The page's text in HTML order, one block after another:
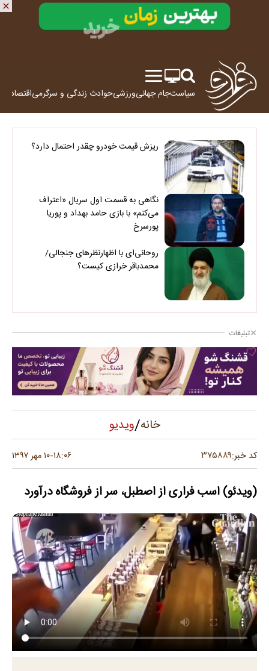
سیاستجام جهانیورزشیحوادث زندگی و سرگرمیاقتصاد
ریزش قیمت خودرو چقدر احتمال دارد؟
نگاهی به قسمت اول سریال «اعتراف
می‌کنم» با بازی حامد بهداد و پوریا
پورسرخ
روحانی‌ای با اظهارنظرهای جنجالی/
محمدباقر خرازی کیست؟
تبلیغات
خانه/ویدیو
کد خبر:۳۷۵۸۸۹ ۱۸:۰۶-۱۰ مهر ۱۳۹۷
(ویدئو) اسب فراری از اصطبل، سر از فروشگاه درآورد